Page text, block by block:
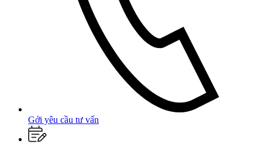
Gởi yêu cầu tư vấn